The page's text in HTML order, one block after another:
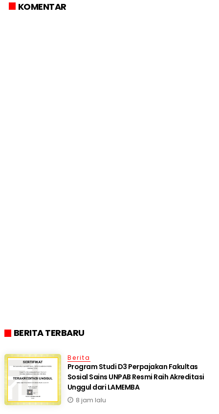
KOMENTAR
BERITA TERBARU
Berita
Program Studi D3 Perpajakan Fakultas
Sosial Sains UNPAB Resmi Raih Akreditasi
Unggul dari LAMEMBA
8 jam lalu